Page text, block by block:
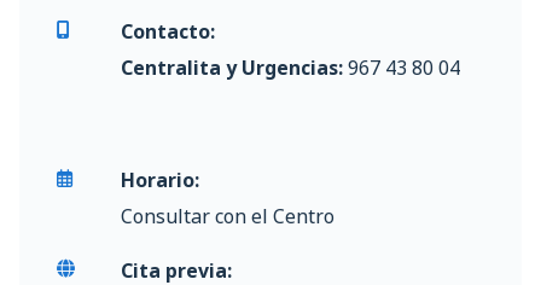
Contacto:
Centralita y Urgencias:967 43 80 04
Horario:
Consultar con el Centro
Cita previa: